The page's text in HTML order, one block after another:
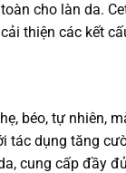
cho làn da.
thiện các kết
béo, tự nhiên,
tác dụng tăng
cung cấp đầy